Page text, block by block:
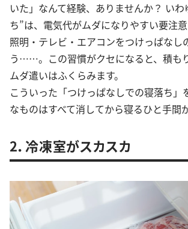
いた」なんて経験、ありませんか？ いわ
ち”は、電気代がムダになりやすい要注意
照明・テレビ・エアコンをつけっぱなし
う……。この習慣がクセになると、積も
ムダ遣いはふくらみます。
こういった「つけっぱなしでの寝落ち」
なものはすべて消してから寝るひと手間
2．冷凍室がスカスカ